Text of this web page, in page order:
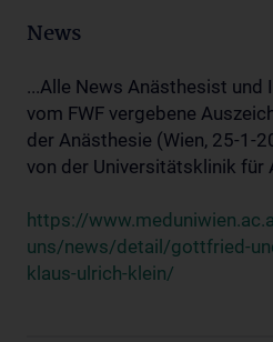
News
...Alle News Anästhesist und
vom FWF vergebene
der Anästhesie (Wien, 25-1-
von der Universitätsklinik für
https://
uns/news/detail/gottfried-
klaus-ulrich-klein/